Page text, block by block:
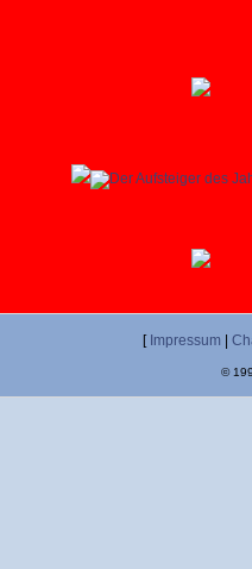
[ Impressum
©